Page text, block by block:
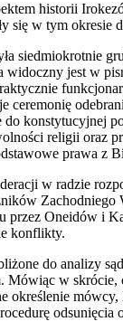
historii
się w tym
siedmiokrotnie
jest w
ceremonię
konstytucyjnej
religii oraz
prawa z
w radzie
przez Oneidów i
konflikty.
do analizy
Mówiąc w
określenie